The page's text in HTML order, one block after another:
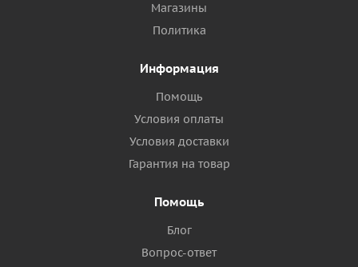
Магазины
Политика
Информация
Помощь
Условия оплаты
Условия доставки
Гарантия на товар
Помощь
Блог
Вопрос-ответ